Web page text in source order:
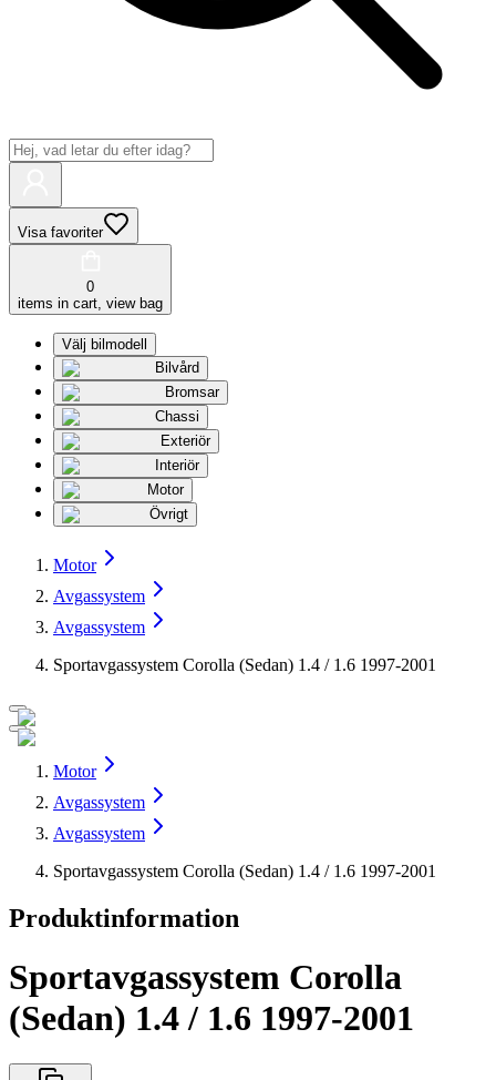
Visa favoriter
0
items in cart, view bag
Välj bilmodell
Bilvård
Bromsar
Chassi
Exteriör
Interiör
Motor
Övrigt
Motor
Avgassystem
Avgassystem
Sportavgassystem Corolla (Sedan) 1.4 / 1.6 1997-2001
Motor
Avgassystem
Avgassystem
Sportavgassystem Corolla (Sedan) 1.4 / 1.6 1997-2001
Produktinformation
Sportavgassystem Corolla
(Sedan) 1.4 / 1.6 1997-2001